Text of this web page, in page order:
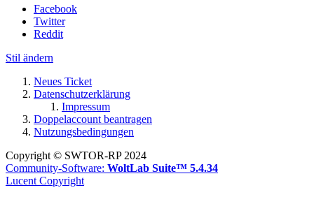
Facebook
Twitter
Reddit
Stil ändern
Neues Ticket
Datenschutzerklärung
Impressum
Doppelaccount beantragen
Nutzungsbedingungen
Copyright © SWTOR-RP 2024
Community-Software: WoltLab Suite™ 5.4.34
Lucent Copyright